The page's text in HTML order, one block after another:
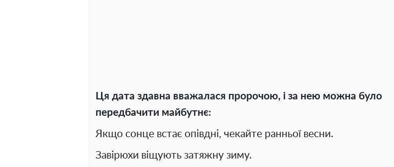
Ця дата здавна вважалася пророчою, і за нею можна було
передбачити майбутнє:
Якщо сонце встає опівдні, чекайте ранньої весни.
Завірюхи віщують затяжну зиму.